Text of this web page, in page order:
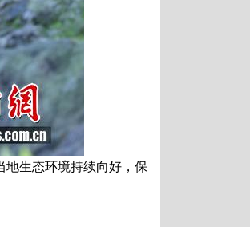
地生态环境持续向好，保